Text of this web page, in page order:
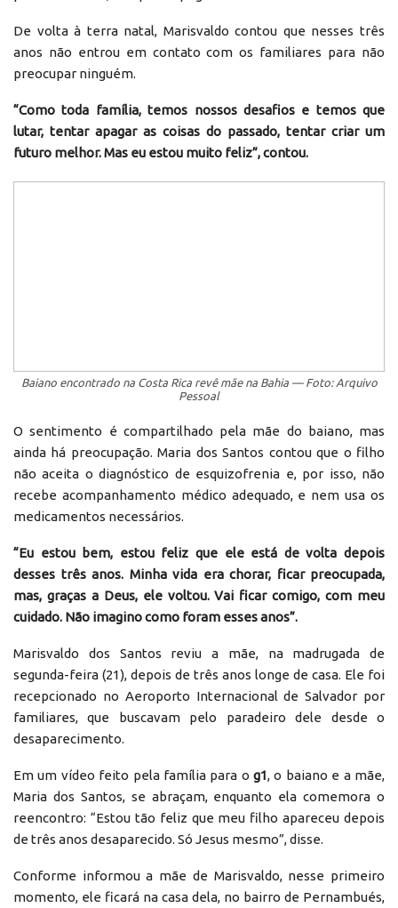
De volta à terra natal, Marisvaldo contou que nesses três
anos não entrou em contato com os familiares para não
preocupar ninguém.
“Como toda família, temos nossos desafios e temos que
lutar, tentar apagar as coisas do passado, tentar criar um
futuro melhor. Mas eu estou muito feliz”, contou.
Baiano encontrado na Costa Rica revê mãe na Bahia — Foto: Arquivo
Pessoal
O sentimento é compartilhado pela mãe do baiano, mas
ainda há preocupação. Maria dos Santos contou que o filho
não aceita o diagnóstico de esquizofrenia e, por isso, não
recebe acompanhamento médico adequado, e nem usa os
medicamentos necessários.
“Eu estou bem, estou feliz que ele está de volta depois
desses três anos. Minha vida era chorar, ficar preocupada,
mas, graças a Deus, ele voltou. Vai ficar comigo, com meu
cuidado. Não imagino como foram esses anos”.
Marisvaldo dos Santos reviu a mãe, na madrugada de
segunda-feira (21), depois de três anos longe de casa. Ele foi
recepcionado no Aeroporto Internacional de Salvador por
familiares, que buscavam pelo paradeiro dele desde o
desaparecimento.
Em um vídeo feito pela família para og1, o baiano e a mãe,
Maria dos Santos, se abraçam, enquanto ela comemora o
reencontro: “Estou tão feliz que meu filho apareceu depois
de três anos desaparecido. Só Jesus mesmo”, disse.
Conforme informou a mãe de Marisvaldo, nesse primeiro
momento, ele ficará na casa dela, no bairro de Pernambués,